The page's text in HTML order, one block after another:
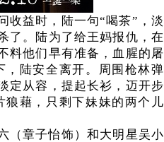
收益时，陆一句“喝茶”，淡
了。陆为了给王妈报仇，在
料他们早有准备，血腥的屠
陆安全离开。周围枪林弹
定从容，提起长衫，迈开步
藉，只剩下妹妹的两个儿
（章子怡饰）和大明星吴小